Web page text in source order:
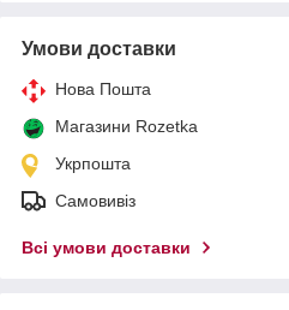
Умови доставки
Нова Пошта
Магазини Rozetka
Укрпошта
Самовивіз
Всі умови доставки